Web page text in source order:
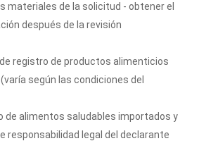
materiales de la solicitud - obtener el
después de la revisión
registro de productos alimenticios
según las condiciones del
de alimentos saludables importados y
responsabilidad legal del declarante